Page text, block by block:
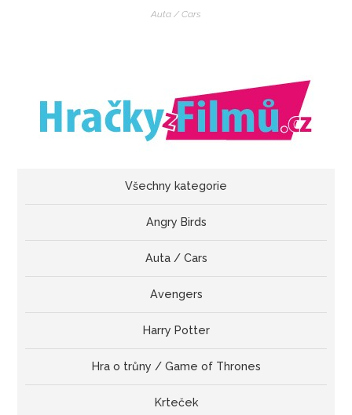
Auta / Cars
Všechny kategorie
Angry Birds
Auta / Cars
Avengers
Harry Potter
Hra o trůny / Game of Thrones
Krteček